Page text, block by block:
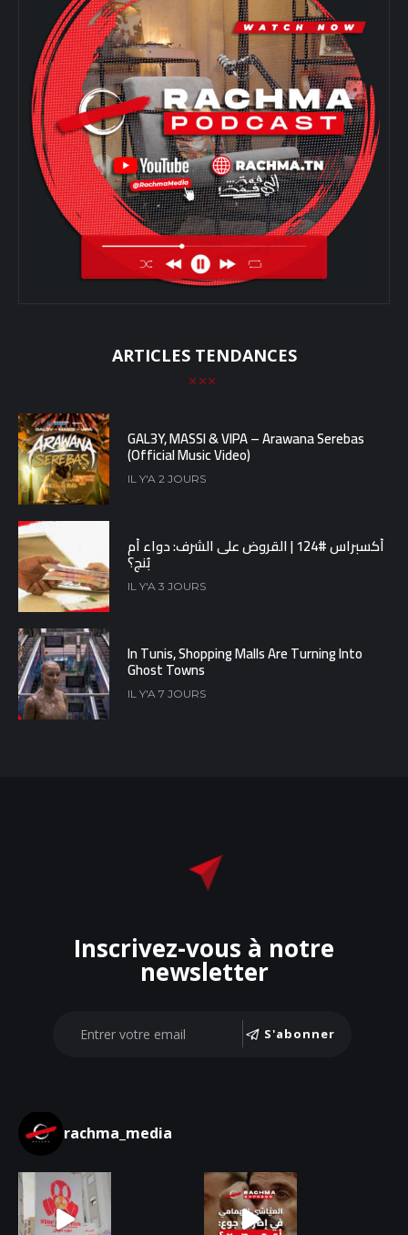
ARTICLES TENDANCES
GAL3Y, MASSI & VIPA – Arawana Serebas
(Official Music Video)
IL Y'A 2 JOURS
أكسبراس #124 | القروض على الشرف: دواء أم
بُنج؟
IL Y'A 3 JOURS
In Tunis, Shopping Malls Are Turning Into
Ghost Towns
IL Y'A 7 JOURS
Inscrivez-vous à notre
newsletter
S'abonner
rachma_media